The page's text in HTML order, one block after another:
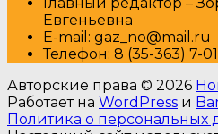
Евгеньевна
E-mail: gaz_no@mail.ru
Телефон: 8 (35-363) 7-
Авторские права © 2026
Работает на WordPress и
Политика о персональных